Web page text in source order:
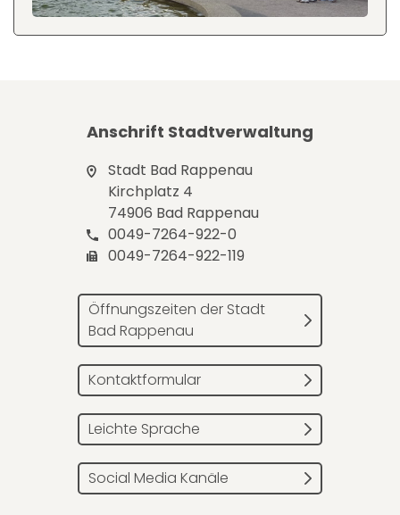
Anschrift Stadtverwaltung
Stadt Bad Rappenau
Kirchplatz 4
74906 Bad Rappenau
0049-7264-922-0
0049-7264-922-119
Öffnungszeiten der Stadt
Bad Rappenau
Kontaktformular
Leichte Sprache
Social Media Kanäle